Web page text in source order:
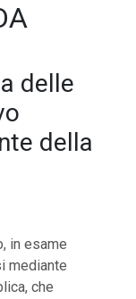
delle
della
in esame
mediante
che